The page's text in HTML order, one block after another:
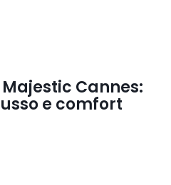
Cannes:
e comfort